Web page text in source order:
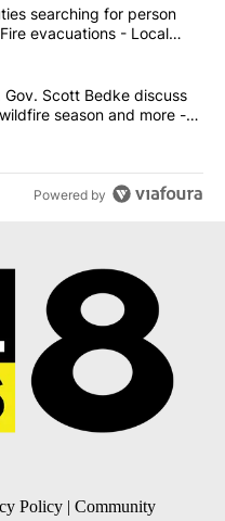
deputies searching
searching for person
evacuations - Local
and Lt. Gov. Scott
Scott Bedke discuss
season and more -
Powered by
Policy | Community